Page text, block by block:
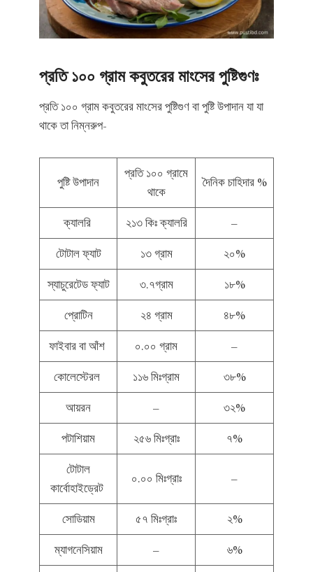
প্রতি ১০০ গ্রাম কবুতরের মাংসের পুষ্টিগুণঃ
প্রতি ১০০ গ্রাম কবুতরের মাংসের পুষ্টিগুণ বা পুষ্টি উপাদান যা যা
থাকে তা নিম্নরুপ-
পুষ্টি উপাদান
প্রতি ১০০ গ্রামে
থাকে
দৈনিক চাহিদার %
ক্যালরি ২১৩ কিঃ ক্যালরি –
টোটাল ফ্যাট ১৩ গ্রাম ২০%
স্যাচুরেটেড ফ্যাট ৩.৭গ্রাম ১৮%
প্রোটিন ২৪ গ্রাম ৪৮%
ফাইবার বা আঁশ ০.০০ গ্রাম –
কোলেস্টেরল ১১৬ মিঃগ্রাম ৩৮%
আয়রন – ৩২%
পটাশিয়াম ২৫৬ মিঃগ্রাঃ ৭%
টোটাল
কার্বোহাইড্রেট
০.০০ মিঃগ্রাঃ –
সোডিয়াম ৫৭ মিঃগ্রাঃ ২%
ম্যাগনেসিয়াম – ৬%